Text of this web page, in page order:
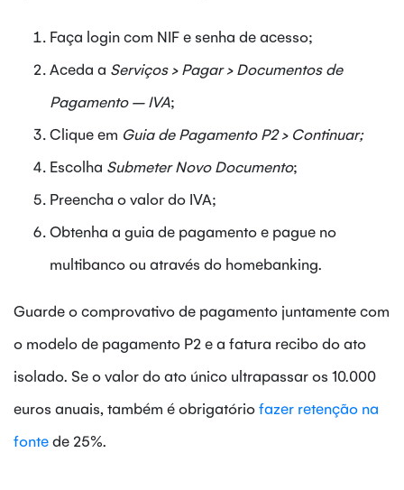
Faça login com NIF e senha de acesso;
Aceda a Serviços > Pagar > Documentos de
Pagamento – IVA;
Clique em Guia de Pagamento P2 > Continuar;
Escolha Submeter Novo Documento;
Preencha o valor do IVA;
Obtenha a guia de pagamento e pague no
multibanco ou através do homebanking.
Guarde o comprovativo de pagamento juntamente com
o modelo de pagamento P2 e a fatura recibo do ato
isolado. Se o valor do ato único ultrapassar os 10.000
euros anuais, também é obrigatóriofazer retenção na
fontede 25%.